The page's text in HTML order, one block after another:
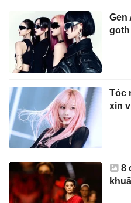
Gen
Tóc
xin
8